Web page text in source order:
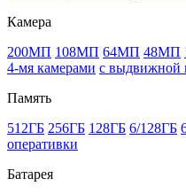
Камера
200МП 108МП 64МП 48МП
4-мя камерами с выдвижной
Память
512ГБ 256ГБ 128ГБ 6/128ГБ
оперативки
Батарея